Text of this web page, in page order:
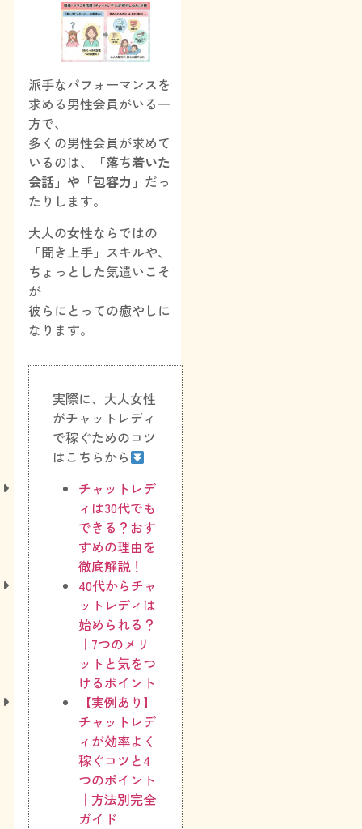
派手なパフォーマンスを
求める男性会員がいる一
方で、
多くの男性会員が求めて
いるのは、
「落ち着いた
会話」や「包容力」 だっ
たりします。
大人の女性ならではの
「聞き上手」スキルや、
ちょっとした気遣いこそ
が
彼らにとっての癒やしに
なります。
実際に、大人女性
がチャットレディ
で稼ぐためのコツ
はこちらから
チャットレデ
ィは30代でも
できる？おす
すめの理由を
徹底解説！
40代からチャ
ットレディは
始められる？
｜7つのメリ
ットと気をつ
けるポイント
【実例あり】
チャットレデ
ィが効率よく
稼ぐコツと4
つのポイント
｜方法別完全
ガイド